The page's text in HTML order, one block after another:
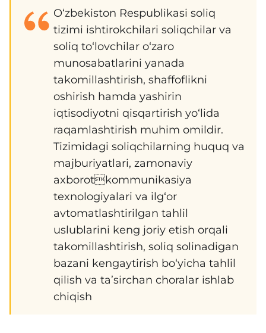
O‘zbekiston Respublikasi soliq
tizimi ishtirokchilari soliqchilar va
soliq to‘lovchilar o‘zaro
munosabatlarini yanada
takomillashtirish, shaffoflikni
oshirish hamda yashirin
iqtisodiyotni qisqartirish yo‘lida
raqamlashtirish muhim omildir.
Tizimidagi soliqchilarning huquq va
majburiyatlari, zamonaviy
axborotkommunikasiya
texnologiyalari va ilg‘or
avtomatlashtirilgan tahlil
uslublarini keng joriy etish orqali
takomillashtirish, soliq solinadigan
bazani kengaytirish bo‘yicha tahlil
qilish va ta’sirchan choralar ishlab
chiqish